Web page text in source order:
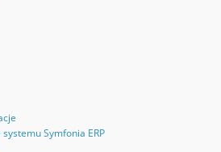
Symfonia ERP